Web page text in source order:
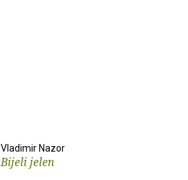
Vladimir Nazor
Bijeli jelen